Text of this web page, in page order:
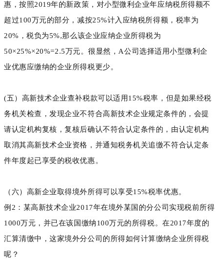
惠，按照2019年的新政策，对小型微利企业年应纳税所得额不
超过100万元的部分，减按25%计入应纳税所得额，税率为
20%，税负为5%,那么该企业应纳企业所得税为
50×25%×20%=2.5万元。很显然，A公司选择适用小型微利企
业优惠应缴纳的企业所得税更少。
(五）高新技术企业查补税款可以适用15%税率，但是如果经税
务机关检查，发现企业不符合高新技术企业规定条件的，会提
请认定机构复核，复核后确认不符合认定条件的，由认定机构
取消其高新技术企业资格，并通知税务机关追缴不符合认定条
件年度起已享受的税收优惠。
（六）高新企业取得境外所得可以享受15%税率优惠。
例2：某高新技术企业2017年在境外某国的分公司实现税前所得
1000万元，并已在该国缴纳100万元的所得税。在2017年度的
汇算清缴中，这家境外分公司的所得如何计算缴纳企业所得税
呢？